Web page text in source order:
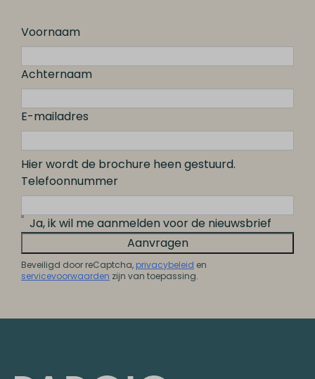
Voornaam
Achternaam
E-mailadres
Hier wordt de brochure heen gestuurd.
Telefoonnummer
Ja, ik wil me aanmelden voor de nieuwsbrief
Aanvragen
Beveiligd door reCaptcha, privacybeleid en
servicevoorwaarden zijn van toepassing.